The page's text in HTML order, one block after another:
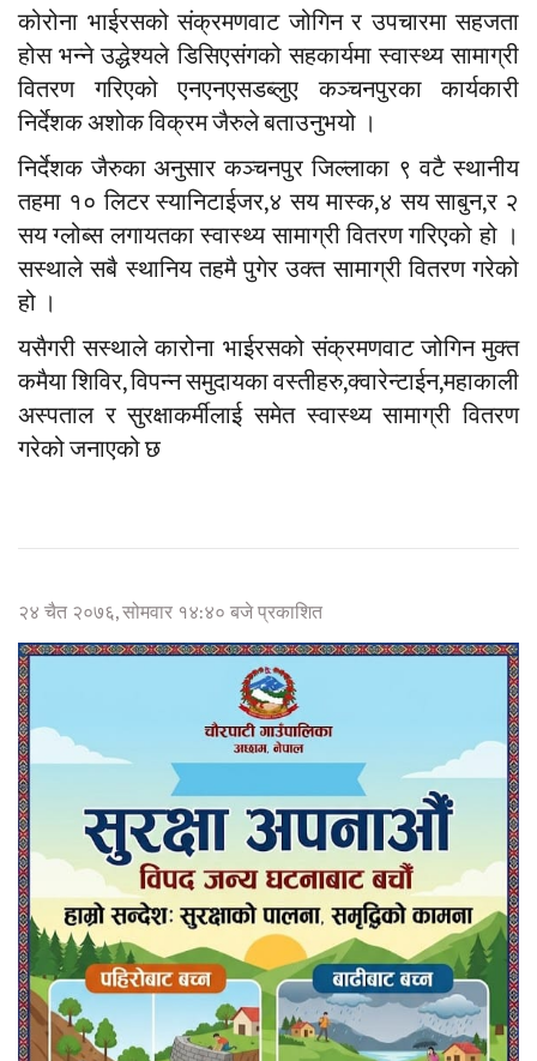
कोरोना भाईरसको संक्रमणवाट जोगिन र उपचारमा सहजता
होस भन्ने उद्धेश्यले डिसिएसंगको सहकार्यमा स्वास्थ्य सामाग्री
वितरण गरिएको एनएनएसडब्लुए कञ्चनपुरका कार्यकारी
निर्देशक अशोक विक्रम जैरुले बताउनुभयो ।
निर्देशक जैरुका अनुसार कञ्चनपुर जिल्लाका ९ वटै स्थानीय
तहमा १० लिटर स्यानिटाईजर,४ सय मास्क,४ सय साबुन,र २
सय ग्लोब्स लगायतका स्वास्थ्य सामाग्री वितरण गरिएको हो ।
सस्थाले सबै स्थानिय तहमै पुगेर उक्त सामाग्री वितरण गरेको
हो ।
यसैगरी सस्थाले कारोना भाईरसको संक्रमणवाट जोगिन मुक्त
कमैया शिविर, विपन्न समुदायका वस्तीहरु,क्वारेन्टाईन,महाकाली
अस्पताल र सुरक्षाकर्मीलाई समेत स्वास्थ्य सामाग्री वितरण
गरेको जनाएको छ
२४ चैत २०७६, सोमवार १४:४० बजे प्रकाशित